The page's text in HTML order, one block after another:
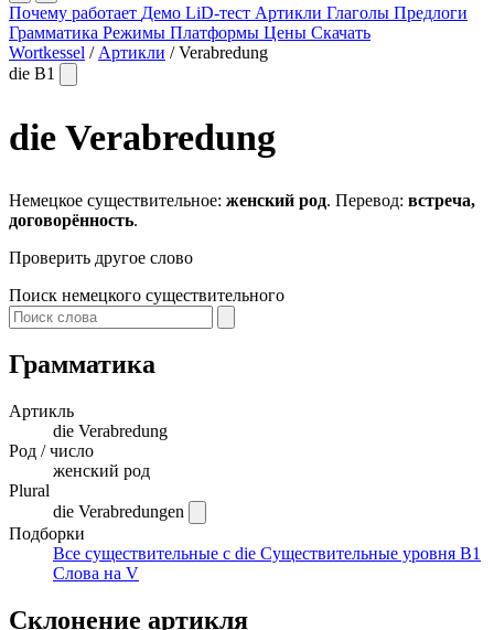
Почему работает Демо LiD-тест Артикли Глаголы Предлоги
Грамматика Режимы Платформы Цены Скачать
Wortkessel / Артикли / Verabredung
die B1
die Verabredung
Немецкое существительное: женский род. Перевод: встреча,
договорённость.
Проверить другое слово
Поиск немецкого существительного
Грамматика
Артикль
die Verabredung
Род / число
женский род
Plural
die Verabredungen
Подборки
Все существительные с die Существительные уровня B1
Слова на V
Склонение артикля